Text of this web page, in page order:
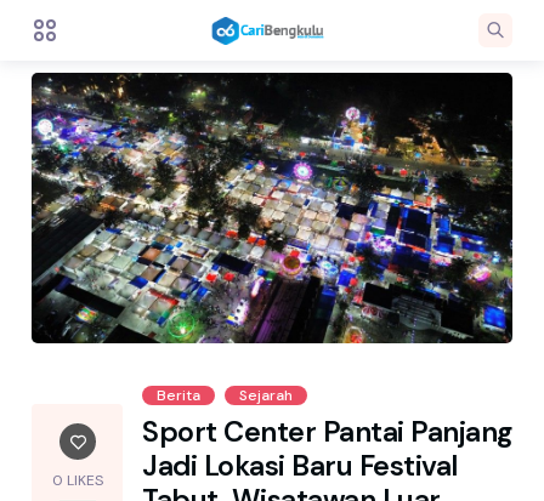
0 LIKES
Berita Sejarah
Sport Center Pantai Panjang
Jadi Lokasi Baru Festival